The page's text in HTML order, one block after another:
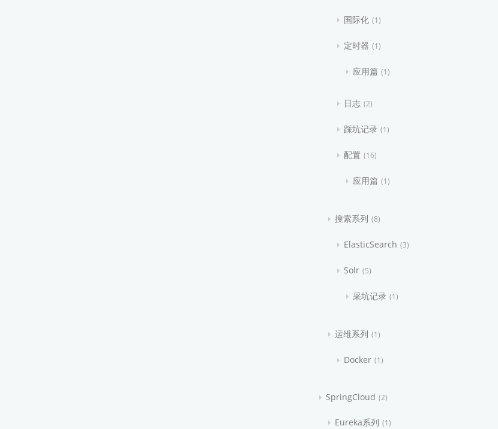
国际化 1
定时器 1
应用篇 1
日志 2
踩坑记录 1
配置 16
应用篇 1
搜索系列 8
ElasticSearch 3
Solr 5
采坑记录 1
运维系列 1
Docker 1
SpringCloud 2
Eureka系列 1